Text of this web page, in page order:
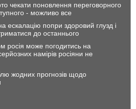
чекати поновлення переговорного
- можливо все
ескалацію попри здоровий глузд і
до останнього
росія може погодитись на
намірів росіяни не
жодних прогнозів щодо